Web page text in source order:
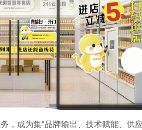
，成为集“品牌输出、技术赋能、供